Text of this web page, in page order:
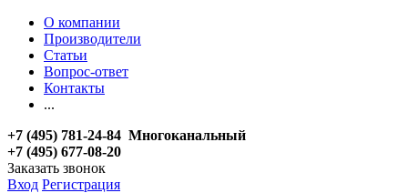
О компании
Производители
Статьи
Вопрос-ответ
Контакты
...
+7 (495) 781-24-84 Многоканальный
+7 (495) 677-08-20
Заказать звонок
Вход Регистрация